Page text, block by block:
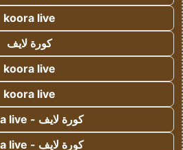
koora live
كورة لايف
koora live
koora live
كورة لايف - koora live
كورة لايف - koora live